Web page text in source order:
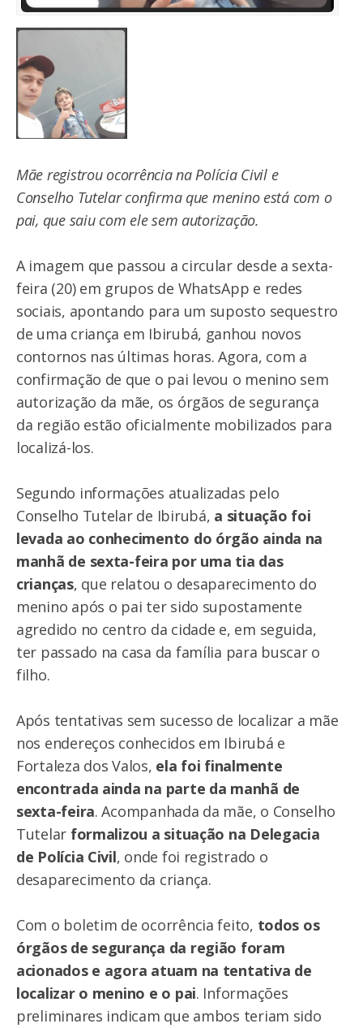
Mãe registrou ocorrência na Polícia Civil e
Conselho Tutelar confirma que menino está com o
pai, que saiu com ele sem autorização.
A imagem que passou a circular desde a sexta-
feira (20) em grupos de WhatsApp e redes
sociais, apontando para um suposto sequestro
de uma criança em Ibirubá, ganhou novos
contornos nas últimas horas. Agora, com a
confirmação de que o pai levou o menino sem
autorização da mãe, os órgãos de segurança
da região estão oficialmente mobilizados para
localizá-los.
Segundo informações atualizadas pelo
Conselho Tutelar de Ibirubá, a situação foi
levada ao conhecimento do órgão ainda na
manhã de sexta-feira por uma tia das
crianças, que relatou o desaparecimento do
menino após o pai ter sido supostamente
agredido no centro da cidade e, em seguida,
ter passado na casa da família para buscar o
filho.
Após tentativas sem sucesso de localizar a mãe
nos endereços conhecidos em Ibirubá e
Fortaleza dos Valos, ela foi finalmente
encontrada ainda na parte da manhã de
sexta-feira. Acompanhada da mãe, o Conselho
Tutelar formalizou a situação na Delegacia
de Polícia Civil, onde foi registrado o
desaparecimento da criança.
Com o boletim de ocorrência feito, todos os
órgãos de segurança da região foram
acionados e agora atuam na tentativa de
localizar o menino e o pai. Informações
preliminares indicam que ambos teriam sido